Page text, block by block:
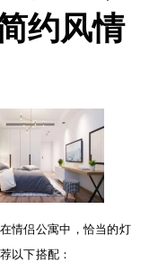
约风情
情侣公寓中，恰当的灯
以下搭配：